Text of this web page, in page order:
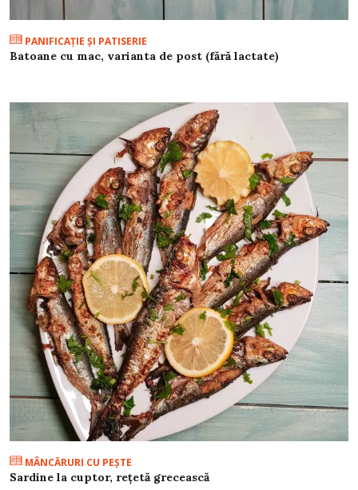
PANIFICAŢIE ŞI PATISERIE
Batoane cu mac, varianta de post (fără lactate)
MÂNCĂRURI CU PEŞTE
Sardine la cuptor, rețetă grecească